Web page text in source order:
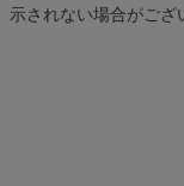
示されない場合がござ